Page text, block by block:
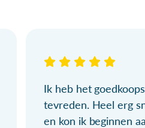
Ik heb het
tevreden. Heel erg
en kon ik beginnen